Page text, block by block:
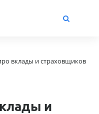
вклады и страховщиков
и